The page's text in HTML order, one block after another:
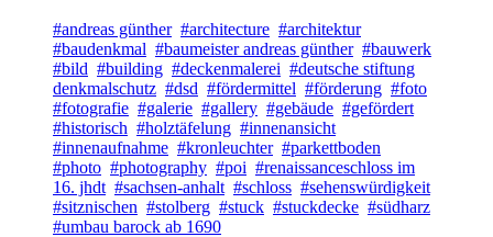
#andreas günther #architecture #architektur
#baudenkmal #baumeister andreas günther #bauwerk
#bild #building #deckenmalerei #deutsche stiftung
denkmalschutz #dsd #fördermittel #förderung #foto
#fotografie #galerie #gallery #gebäude #gefördert
#historisch #holztäfelung #innenansicht
#innenaufnahme #kronleuchter #parkettboden
#photo #photography #poi #renaissanceschloss im
16. jhdt #sachsen-anhalt #schloss #sehenswürdigkeit
#sitznischen #stolberg #stuck #stuckdecke #südharz
#umbau barock ab 1690